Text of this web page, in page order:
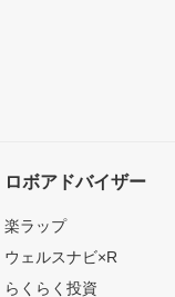
ロボアドバイザー
楽ラップ
ウェルスナビ×R
らくらく投資